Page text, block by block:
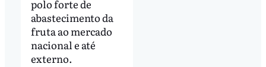
polo forte de
abastecimento da
fruta ao mercado
nacional e até
externo.